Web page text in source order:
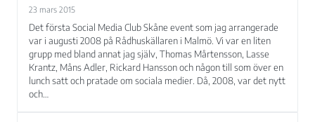
23 mars 2015
Det första Social Media Club Skåne event som jag arrangerade
var i augusti 2008 på Rådhuskällaren i Malmö. Vi var en liten
grupp med bland annat jag själv, Thomas Mårtensson, Lasse
Krantz, Måns Adler, Rickard Hansson och någon till som över en
lunch satt och pratade om sociala medier. Då, 2008, var det nytt
och…
ditt besök.
de här
kakorna
kommer viss
funktionalitet
att försvinna